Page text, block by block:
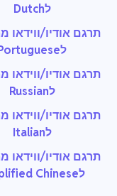
לDutch
לPortuguese
לRussian
לItalian
לSimplified Chinese